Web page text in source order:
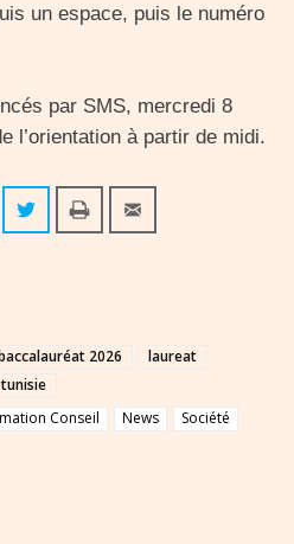
un espace, puis le numéro
par SMS, mercredi 8
l’orientation à partir de midi.
2026
laureat
tunisie
Conseil News
Société